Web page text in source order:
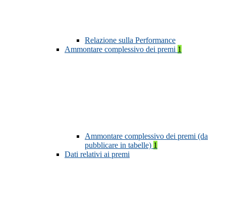
Relazione sulla Performance
Ammontare complessivo dei premi 1
Ammontare complessivo dei premi (da
pubblicare in tabelle) 1
Dati relativi ai premi